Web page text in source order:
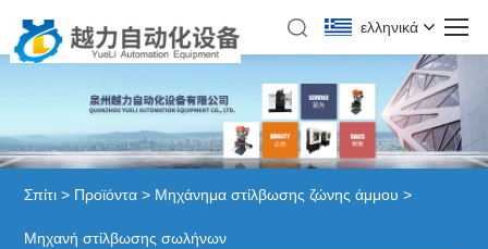
ελληνικά
Σπίτι > Προϊόντα > Μηχάνημα στίλβωσης ζώνης άμμου >
Μηχανή στίλβωσης σωλήνων